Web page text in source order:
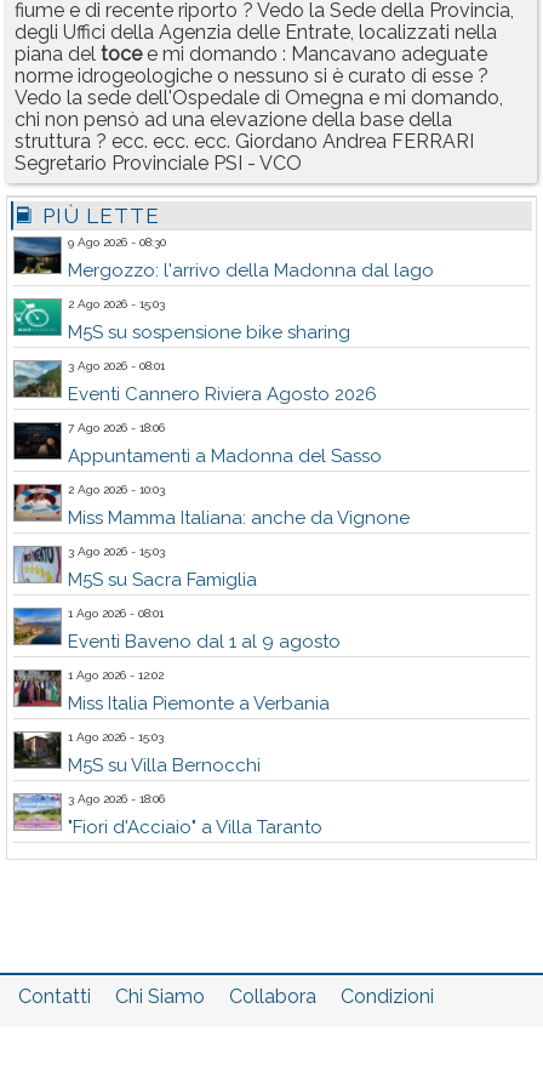
fiume e di recente riporto ? Vedo la Sede della Provincia,
degli Uffici della Agenzia delle Entrate, localizzati nella
piana del tocee mi domando : Mancavano adeguate
norme idrogeologiche o nessuno si è curato di esse ?
Vedo la sede dell'Ospedale di Omegna e mi domando,
chi non pensò ad una elevazione della base della
struttura ? ecc. ecc. ecc. Giordano Andrea FERRARI
Segretario Provinciale PSI - VCO
PIÙ LETTE
9 Ago 2026 - 08:30
Mergozzo: l'arrivo della Madonna dal lago
2 Ago 2026 - 15:03
M5S su sospensione bike sharing
3 Ago 2026 - 08:01
Eventi Cannero Riviera Agosto 2026
7 Ago 2026 - 18:06
Appuntamenti a Madonna del Sasso
2 Ago 2026 - 10:03
Miss Mamma Italiana: anche da Vignone
3 Ago 2026 - 15:03
M5S su Sacra Famiglia
1 Ago 2026 - 08:01
Eventi Baveno dal 1 al 9 agosto
1 Ago 2026 - 12:02
Miss Italia Piemonte a Verbania
1 Ago 2026 - 15:03
M5S su Villa Bernocchi
3 Ago 2026 - 18:06
"Fiori d'Acciaio" a Villa Taranto
Contatti Chi Siamo Collabora
Condizioni